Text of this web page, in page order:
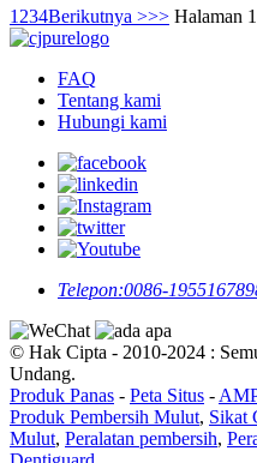
1 234Berikutnya >>> Halaman
FAQ
Tentang kami
Hubungi kami
Telepon:0086-
© Hak Cipta - 2010-2024 :
Undang.
Produk Panas - Peta Situs -
Produk Pembersih Mulut, Sikat
Mulut, Peralatan pembersih,